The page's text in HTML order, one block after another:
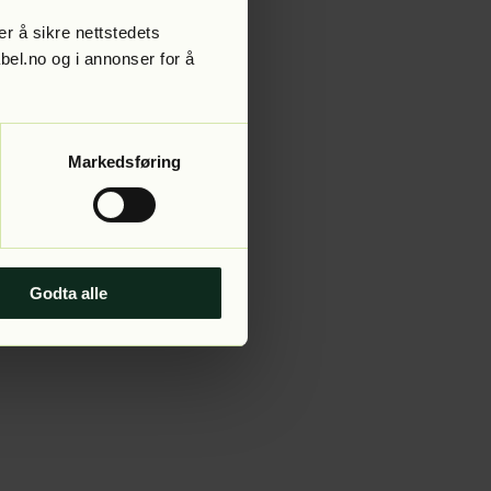
å sikre nettstedets
og i annonser for å
Markedsføring
Godta alle